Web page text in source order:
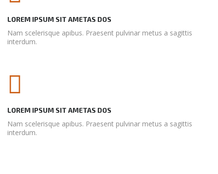
LOREM IPSUM SIT AMETAS DOS
Nam scelerisque apibus. Praesent pulvinar metus a sagittis
interdum.
LOREM IPSUM SIT AMETAS DOS
Nam scelerisque apibus. Praesent pulvinar metus a sagittis
interdum.